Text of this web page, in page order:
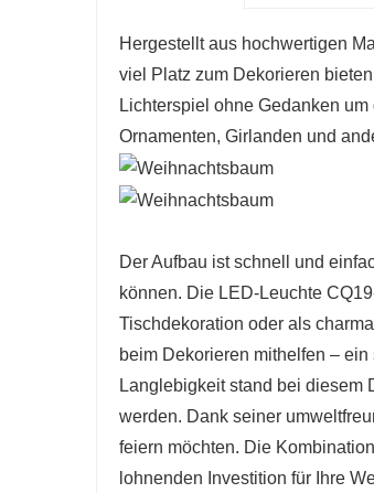
Hergestellt aus hochwertigen
viel Platz zum Dekorieren
Lichterspiel ohne Gedanken
Ornamenten, Girlanden und
Der Aufbau ist schnell und
können. Die LED-Leuchte
Tischdekoration oder als
beim Dekorieren mithelfen –
Langlebigkeit stand bei diesem
werden. Dank seiner
feiern möchten. Die
lohnenden Investition für Ihre